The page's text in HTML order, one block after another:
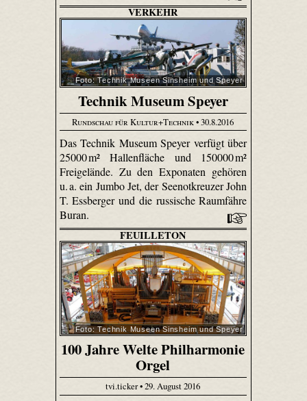
VERKEHR
Foto: Technik Museen Sinsheim und Speyer
Technik Museum Speyer
Rundschau für Kultur+Technik• 30.8.2016
Das Technik Museum Speyer verfügt über
25000 m² Hallenfläche und 150000 m²
Freigelände. Zu den Exponaten gehören
u. a. ein Jumbo Jet, der Seenotkreuzer John
T. Essberger und die russische Raumfähre
Buran.
FEUILLETON
Foto: Technik Museen Sinsheim und Speyer
100 Jahre Welte Philharmonie
Orgel
tvi.ticker • 29. August 2016